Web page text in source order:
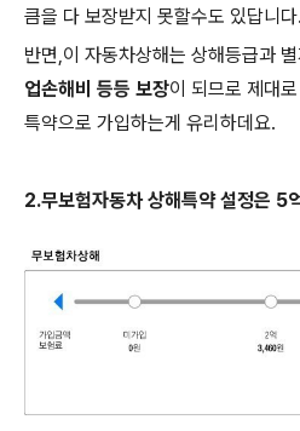
큼을 다 보장받지 못할수도 있답니다.
반면,이 자동차상해는 상해등급과
업손해비 등등 보장이 되므로 제대
특약으로 가입하는게 유리하데요.
2.무보험자동차 상해특약 설정은 5